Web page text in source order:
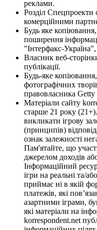
реклами.
Розділ Спецпроекти
комерційними
Будь яке
поширення
"Інтерфакс-
Власник веб-
публікації.
Будь-яке
фотографічних
правовласника Getty
Матеріали сайту
старше 21 року
викликати ігрову
(принципів)
ознак залежності
Пам'ятайте, що
джерелом доходів
Інформаційний
ігри на реальні та/
приймає ні в якій
платежів, які
азартними іграми,
які матеріали на
korrespondent.net